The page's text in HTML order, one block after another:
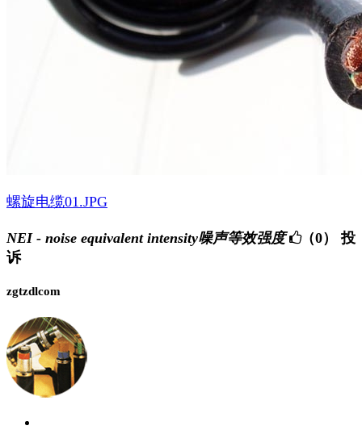
螺旋电缆01.JPG
NEI - noise equivalent intensity噪声等效强度 （0）
投
诉
zgtzdlcom